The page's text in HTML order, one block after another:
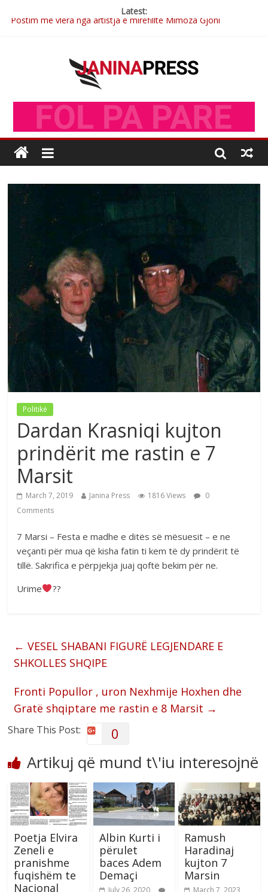
Latest:
Postim me vlera nga artistja e mirëfilltë Mimoza Gjoni
Nga poetja atdhetare Kumrie Shala -BOLL MO
Çlirimtari Mentor Mushkolaj nderohet me mirenjohje nga
Xhevdet Qeriqi Dega e invalidëve në Fushë Kosovë
Politikë
Dardan Krasniqi kujton
prindërit me rastin e 7
Marsit
March 7, 2019 Janina Press 1816 Views
0
Comments
7 Marsi – Festa e madhe e ditës së mësuesit – e ne
veçanti për mua që kisha fatin ti kem të dy prindërit të
tillë. Sakrifica e përpjekja juaj qoftë bekim për ne.
Urime
??
← VESEL SHABANI FIGURË LEGJENDARE E
SHKOLLES SHQIPE
Fronti Popullor , uron Nexhmije Hoxhen dhe
Gratë shqiptare me rastin e 8 Marsit →
Share This Post: 0
Artikuj që mund t\'iu interesojnë
Poetja Elvira
Zeneli e
pranishme
fuqishëm te
Nacional
Albin Kurti i
përulet
baces Adem
Demaçi
July 26, 2020
Ramush
Haradinaj
kujton 7
Marsin
March 7, 2023